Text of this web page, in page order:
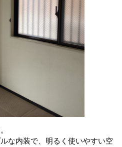
な内装で、明るく使いやすい空